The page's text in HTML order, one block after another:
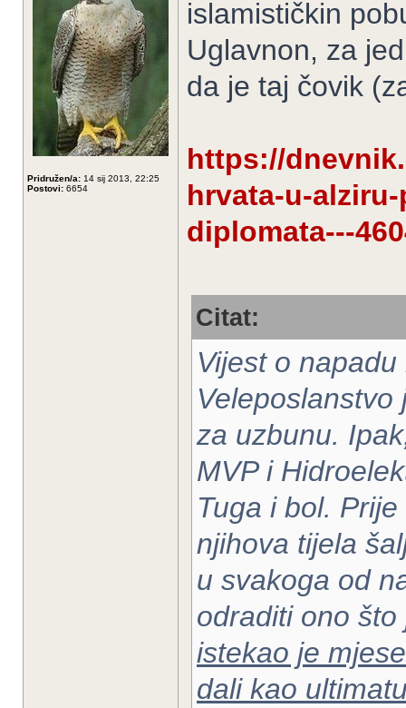
Pridružen/a: 14 sij 2013, 22:25
Postovi: 6654
islamističkin
Uglavnon, za
da je taj čovik
https://
hrvata-u-
diplomata---
Citat:
Vijest o
za uzbunu.
MVP i
Tuga i bol.
njihova tijela
u svakoga od
odraditi ono
istekao je
dali kao